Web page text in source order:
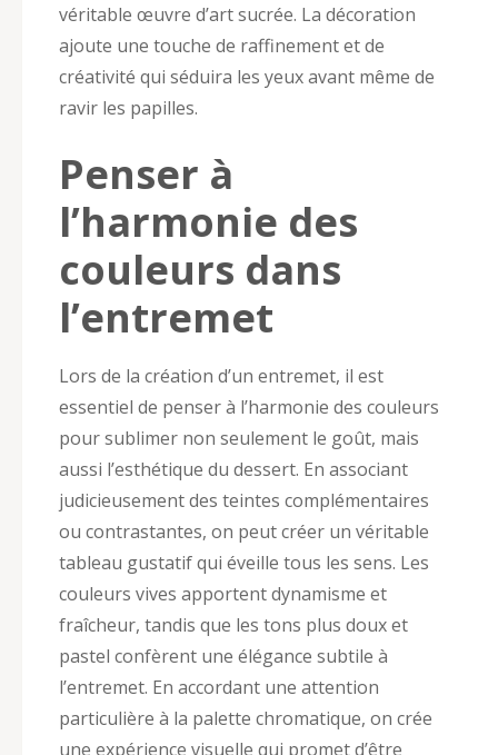
véritable œuvre d’art sucrée. La décoration
ajoute une touche de raffinement et de
créativité qui séduira les yeux avant même de
ravir les papilles.
Penser à
l’harmonie des
couleurs dans
l’entremet
Lors de la création d’un entremet, il est
essentiel de penser à l’harmonie des couleurs
pour sublimer non seulement le goût, mais
aussi l’esthétique du dessert. En associant
judicieusement des teintes complémentaires
ou contrastantes, on peut créer un véritable
tableau gustatif qui éveille tous les sens. Les
couleurs vives apportent dynamisme et
fraîcheur, tandis que les tons plus doux et
pastel confèrent une élégance subtile à
l’entremet. En accordant une attention
particulière à la palette chromatique, on crée
une expérience visuelle qui promet d’être